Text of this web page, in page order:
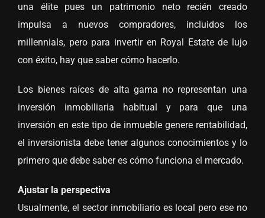
una élite pues un patrimonio neto recién creado
impulsa a nuevos compradores, incluidos los
millennials, pero para invertir en Royal Estate de lujo
con éxito, hay que saber cómo hacerlo.
Los bienes raíces de alta gama no representan una
inversión inmobiliaria habitual y para que una
inversión en este tipo de inmueble genere rentabilidad,
el inversionista debe tener algunos conocimientos y lo
primero que debe saber es cómo funciona el mercado.
Ajustar la perspectiva
Usualmente, el sector inmobiliario es local pero ese no